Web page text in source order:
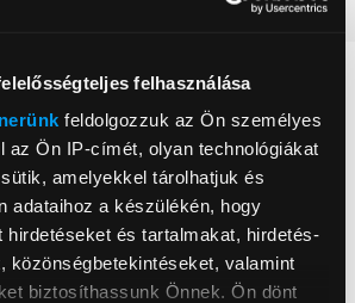
felhasználása
feldolgozzuk az Ön személyes
az Ön IP-címét, olyan technológiákat
amelyekkel tárolhatjuk és
adataihoz a készülékén, hogy
hirdetéseket és tartalmakat, hirdetés-
közönségbetekintéseket, valamint
biztosíthassunk Önnek. Ön dönt
Neked ajánljuk